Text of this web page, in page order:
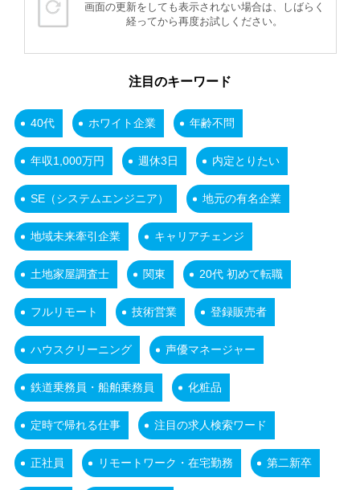
画面の更新をしても表示されない場合は、しばらく
経ってから再度お試しください。
注目のキーワード
40代 ホワイト企業 年齢不問
年収1,000万円 週休3日 内定とりたい
SE（システムエンジニア） 地元の有名企業
地域未来牽引企業 キャリアチェンジ
土地家屋調査士 関東 20代 初めて転職
フルリモート 技術営業 登録販売者
ハウスクリーニング 声優マネージャー
鉄道乗務員・船舶乗務員 化粧品
定時で帰れる仕事 注目の求人検索ワード
正社員 リモートワーク・在宅勤務 第二新卒